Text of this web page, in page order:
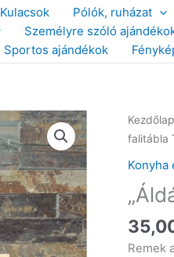
Kulacsok Pólók, ruházat
Személyre szóló
Sportos ajándékok
Kezdőlap
falitábla
Konyha
Remek